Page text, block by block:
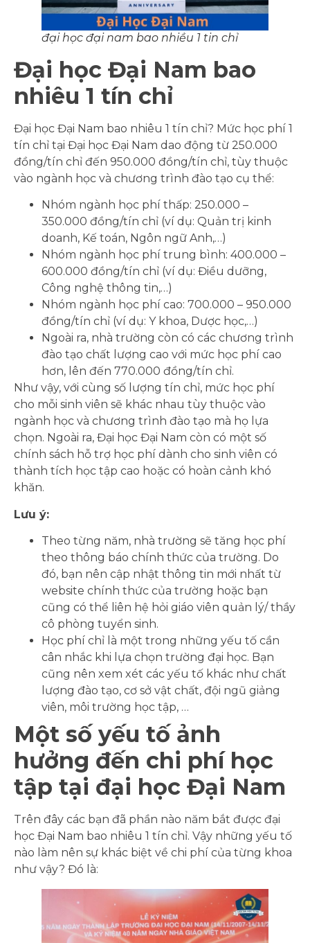
đại học đại nam bao nhiều 1 tin chỉ
Đại học Đại Nam bao
nhiêu 1 tín chỉ
Đại học Đại Nam bao nhiêu 1 tín chỉ? Mức học phí 1
tín chỉ tại Đại học Đại Nam dao động từ 250.000
đồng/tín chỉ đến 950.000 đồng/tín chỉ, tùy thuộc
vào ngành học và chương trình đào tạo cụ thể:
Nhóm ngành học phí thấp: 250.000 –
350.000 đồng/tín chỉ (ví dụ: Quản trị kinh
doanh, Kế toán, Ngôn ngữ Anh,…)
Nhóm ngành học phí trung bình: 400.000 –
600.000 đồng/tín chỉ (ví dụ: Điều dưỡng,
Công nghệ thông tin,…)
Nhóm ngành học phí cao: 700.000 – 950.000
đồng/tín chỉ (ví dụ: Y khoa, Dược học,…)
Ngoài ra, nhà trường còn có các chương trình
đào tạo chất lượng cao với mức học phí cao
hơn, lên đến 770.000 đồng/tín chỉ.
Như vậy, với cùng số lượng tín chỉ, mức học phí
cho mỗi sinh viên sẽ khác nhau tùy thuộc vào
ngành học và chương trình đào tạo mà họ lựa
chọn. Ngoài ra, Đại học Đại Nam còn có một số
chính sách hỗ trợ học phí dành cho sinh viên có
thành tích học tập cao hoặc có hoàn cảnh khó
khăn.
Lưu ý:
Theo từng năm, nhà trường sẽ tăng học phí
theo thông báo chính thức của trường. Do
đó, bạn nên cập nhật thông tin mới nhất từ
website chính thức của trường hoặc bạn
cũng có thể liên hệ hỏi giáo viên quản lý/ thầy
cô phòng tuyển sinh.
Học phí chỉ là một trong những yếu tố cần
cân nhắc khi lựa chọn trường đại học. Bạn
cũng nên xem xét các yếu tố khác như chất
lượng đào tạo, cơ sở vật chất, đội ngũ giảng
viên, môi trường học tập, …
Một số yếu tố ảnh
hưởng đến chi phí học
tập tại đại học Đại Nam
Trên đây các bạn đã phần nào năm bắt được đại
học Đại Nam bao nhiêu 1 tín chỉ. Vậy những yếu tố
nào làm nên sự khác biệt về chi phí của từng khoa
như vậy? Đó là: